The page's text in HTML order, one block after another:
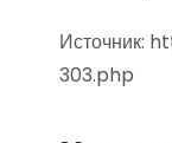
Источник:
303.php